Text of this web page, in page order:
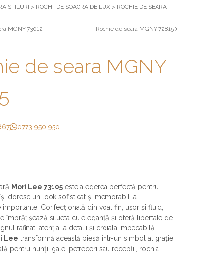
STILURI > ROCHII DE SOACRA DE LUX > ROCHIE DE SEARA
MGNY 73012
Rochie de seara MGNY 72815
de seara MGNY
0773 950 950
Mori Lee 73105 este alegerea perfectă pentru
doresc un look sofisticat și memorabil la
importante. Confecționată din voal fin, ușor și fluid,
îmbrățișează silueta cu eleganță și oferă libertate de
rafinat, atenția la detalii și croiala impecabilă
Lee transformă această piesă într-un simbol al grației
pentru nunți, gale, petreceri sau recepții, rochia